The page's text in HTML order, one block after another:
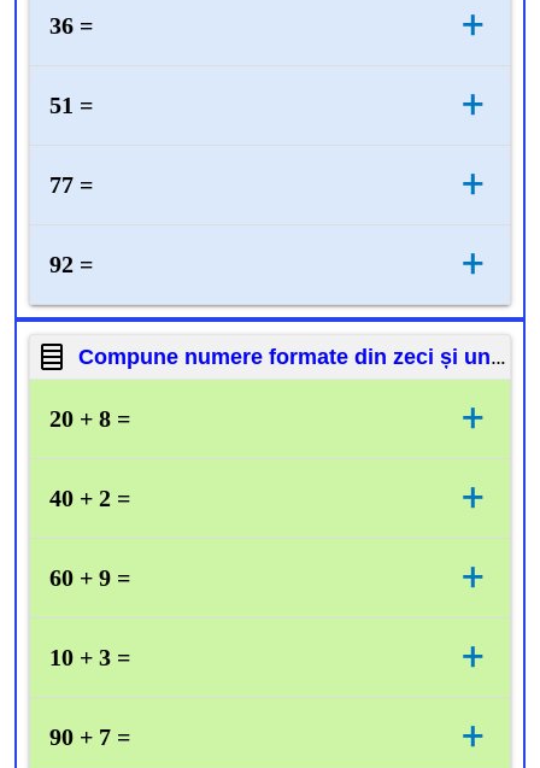
36 = +
51 = +
77 = +
92 = +
90 + 2
Compune numere formate din zeci și unități.
20 + 8 = +
28
40 + 2 = +
42
60 + 9 = +
69
10 + 3 = +
13
90 + 7 = +